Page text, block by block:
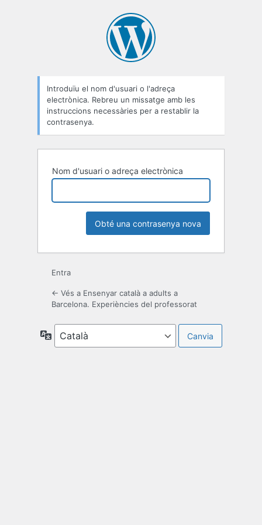
Introduïu el nom d'usuari o l'adreça
electrònica. Rebreu un missatge amb les
instruccions necessàries per a restablir la
contrasenya.
Nom d'usuari o adreça electrònica
Entra
← Vés a Ensenyar català a adults a
Barcelona. Experiències del professorat
Idioma